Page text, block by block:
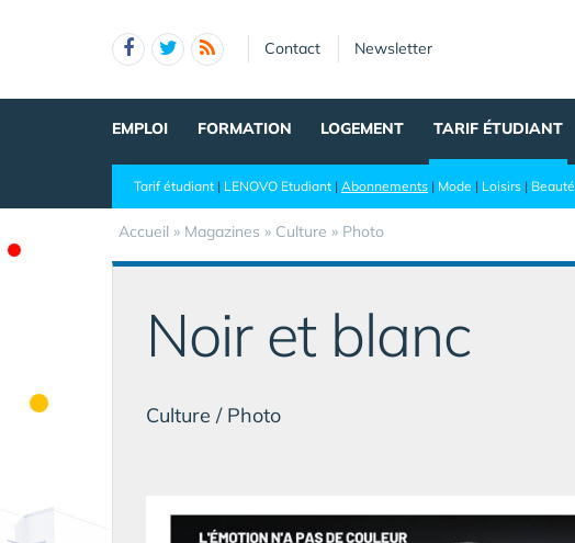
Contact Newsletter
EMPLOI FORMATION LOGEMENT TARIF ÉTUDIANT
Tarif étudiant | LENOVO Etudiant | Abonnements | Mode | Loisirs | Beauté
Accueil » Magazines » Culture » Photo
Noir et blanc
Culture / Photo